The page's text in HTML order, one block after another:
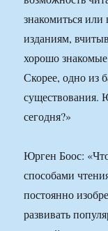
знакомиться
изданиям,
хорошо
Скорее, одно из
существования.
сегодня?»
Юрген Боос:
способами
постоянно
развивать